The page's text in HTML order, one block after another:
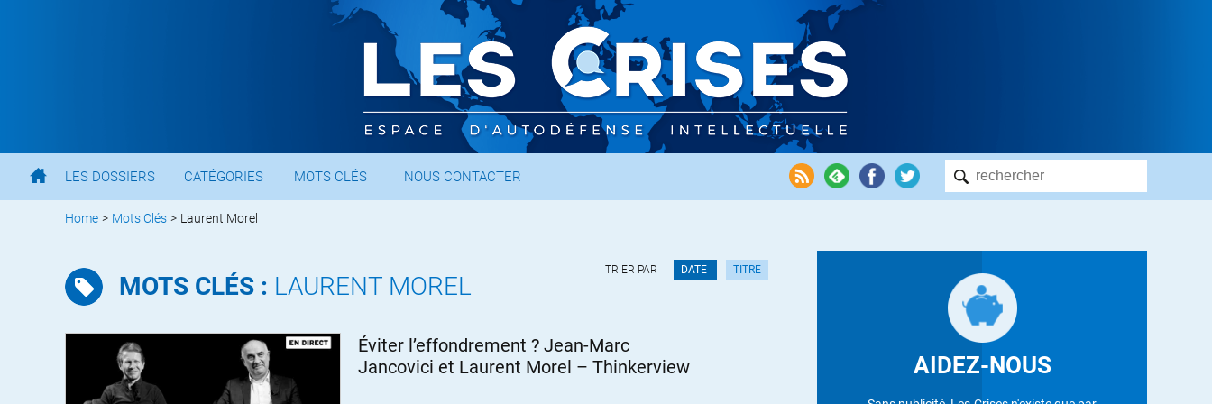
LES DOSSIERS CATÉGORIES MOTS CLÉS NOUS CONTACTER
Home > Mots Clés > Laurent Morel
MOTS CLÉS : LAURENT MOREL
TRIER PAR DATE TITRE
Éviter l’effondrement ? Jean-Marc
Jancovici et Laurent Morel – Thinkerview
AIDEZ-NOUS